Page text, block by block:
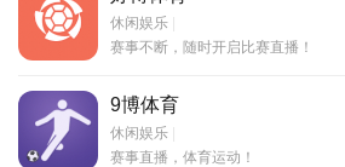
休闲娱乐 |
赛事不断，随时开启比赛直播！
9博体育
休闲娱乐 |
赛事直播，体育运动！